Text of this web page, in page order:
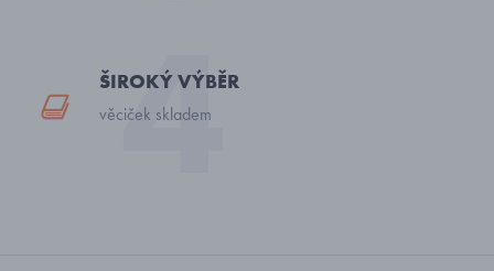
ŠIROKÝ VÝBĚR
věciček skladem